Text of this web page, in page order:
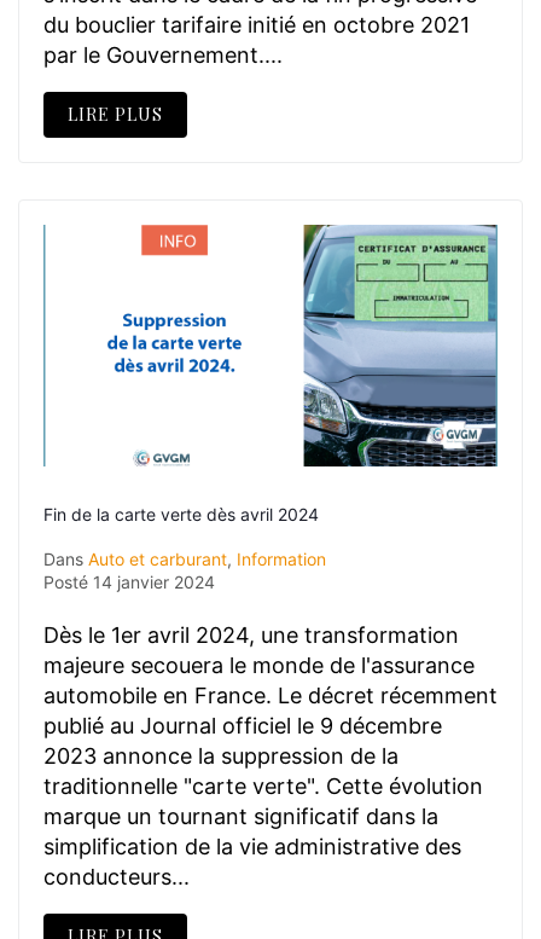
du bouclier tarifaire initié en octobre 2021
par le Gouvernement....
LIRE PLUS
Fin de la carte verte dès avril 2024
Dans Auto et carburant, Information
Posté 14 janvier 2024
Dès le 1er avril 2024, une transformation
majeure secouera le monde de l'assurance
automobile en France. Le décret récemment
publié au Journal officiel le 9 décembre
2023 annonce la suppression de la
traditionnelle "carte verte". Cette évolution
marque un tournant significatif dans la
simplification de la vie administrative des
conducteurs...